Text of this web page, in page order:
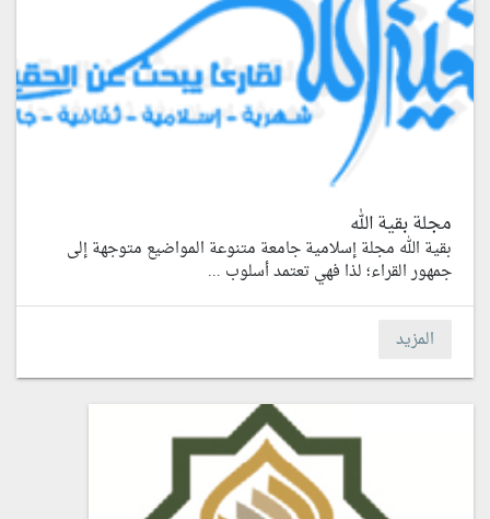
مجلة بقية الله
بقية الله مجلة إسلامية جامعة متنوعة المواضيع متوجهة إلى
جمهور القراء؛ لذا فهي تعتمد أسلوب ...
المزيد